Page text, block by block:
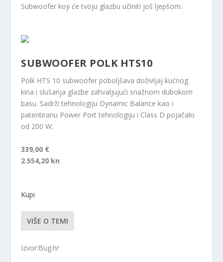
Subwoofer koji će tvoju glazbu učiniti još ljepšom.
SUBWOOFER POLK HTS10
Polk HTS 10 subwoofer poboljšava doživljaj kućnog
kina i slušanja glazbe zahvaljujući snažnom dubokom
basu. Sadrži tehnologiju Dynamic Balance kao i
patentiranu Power Port tehnologiju i Class D pojačalo
od 200 W.
339,00 €
2.554,20 kn
Kupi
VIŠE O TEMI
Izvor:Bug.hr